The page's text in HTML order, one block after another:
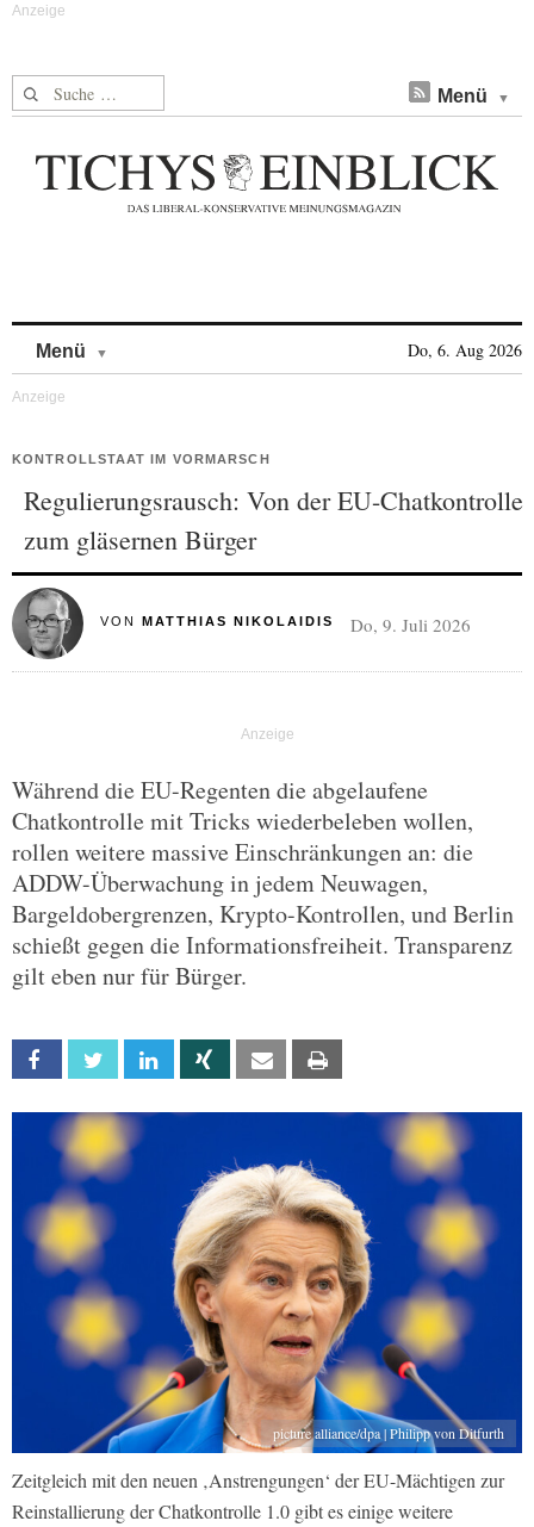
Suche nach: Menü
Menü Do, 6. Aug 2026
KONTROLLSTAAT IM VORMARSCH
Regulierungsrausch: Von der EU-Chatkontrolle
zum gläsernen Bürger
VON MATTHIAS NIKOLAIDIS Do, 9. Juli 2026
Während die EU-Regenten die abgelaufene
Chatkontrolle mit Tricks wiederbeleben wollen,
rollen weitere massive Einschränkungen an: die
ADDW-Überwachung in jedem Neuwagen,
Bargeldobergrenzen, Krypto-Kontrollen, und Berlin
schießt gegen die Informationsfreiheit. Transparenz
gilt eben nur für Bürger.
Facebook Twitter Linkedin Xing Email
picture alliance/dpa | Philipp von Ditfurth
Zeitgleich mit den neuen ‚Anstrengungen‘ der EU-Mächtigen zur
Reinstallierung der Chatkontrolle 1.0 gibt es einige weitere